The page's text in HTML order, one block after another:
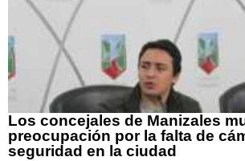
Los concejales de Manizales
preocupación por la falta de
seguridad en la ciudad